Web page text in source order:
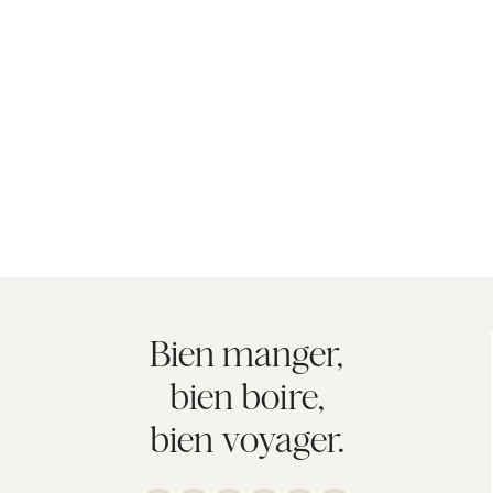
Bien manger,
bien boire,
bien voyager.